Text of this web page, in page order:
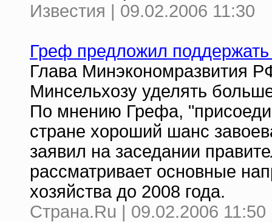
Известия | 09.02.2006 11:30
Греф предложил поддержать
Глава Минэкономразвития
Минсельхозу уделять
По мнению Грефа,
стране хороший шанс
заявил на заседании
рассматривает основные
хозяйства до 2008 года.
Страна.Ru | 09.02.2006 11:50